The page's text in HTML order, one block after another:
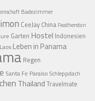
Badezimmer
CeeJay China Featherston
Garten Hostel Indonesien
Laos Leben in Panama
Regen
Santa Fe Paraiso Schleppdach
Thailand Travelmate